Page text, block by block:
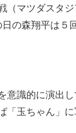
（マツダスタ
の森翔平は５
意識的に演出
「玉ちゃん」に